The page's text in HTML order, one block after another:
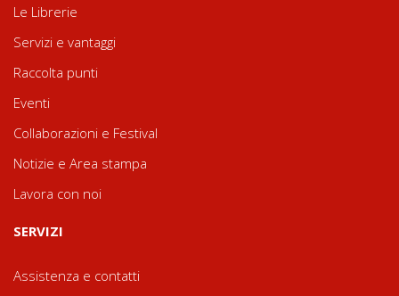
Le Librerie
Servizi e vantaggi
Raccolta punti
Eventi
Collaborazioni e Festival
Notizie e Area stampa
Lavora con noi
SERVIZI
Assistenza e contatti